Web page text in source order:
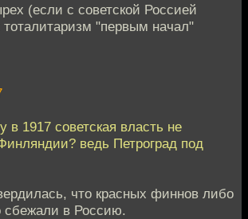
(если с советской Россией
"первым начал"
в 1917 советская власть не
ведь Петроград под
что красных финнов либо
сбежали в Россию.